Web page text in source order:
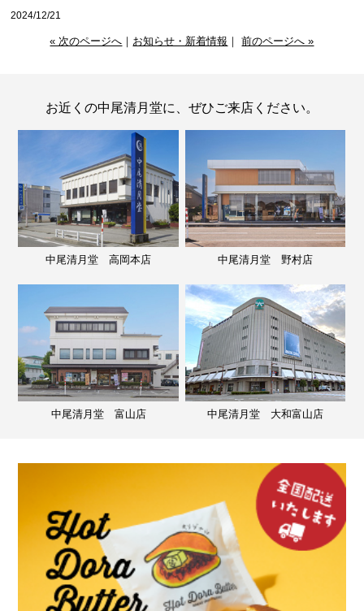
2024/12/21
« 次のページへ ｜ お知らせ・新着情報 ｜前のページへ »
お近くの中尾清月堂に、ぜひご来店ください。
中尾清月堂 高岡本店 中尾清月堂 野村店
中尾清月堂 富山店 中尾清月堂 大和富山店